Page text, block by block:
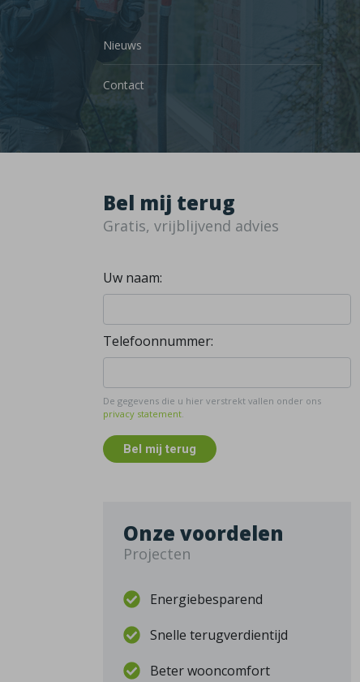
Nieuws
Contact
Bel mij terug
Gratis, vrijblijvend advies
Uw naam:
Telefoonnummer:
De gegevens die u hier verstrekt vallen onder ons
privacy statement.
Bel mij terug
Onze voordelen
Projecten
Energiebesparend
Snelle terugverdientijd
Beter wooncomfort